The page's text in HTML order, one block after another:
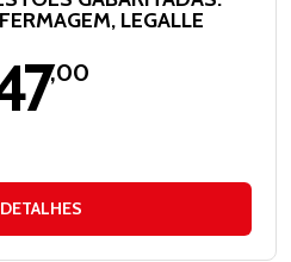
LEGALLE
,00